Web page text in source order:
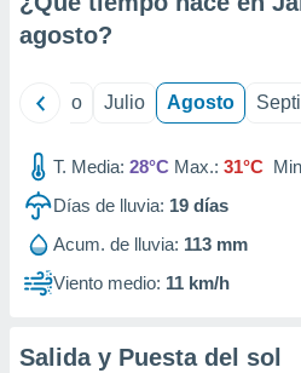
e
publicidad
publicidad
de
agosto?
Junio Julio Agosto
T. Media: 28°C Max.: 31°C
Días de lluvia: 19 días
Acum. de lluvia: 113 mm
Viento medio: 11 km/h
Salida y Puesta del sol